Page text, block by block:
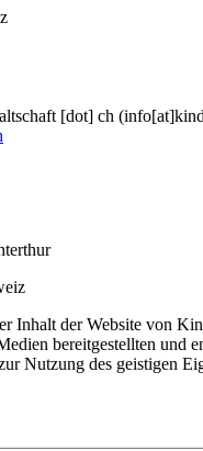
[dot] ch
Inhalt der Website von
bereitgestellten und
Nutzung des geistigen